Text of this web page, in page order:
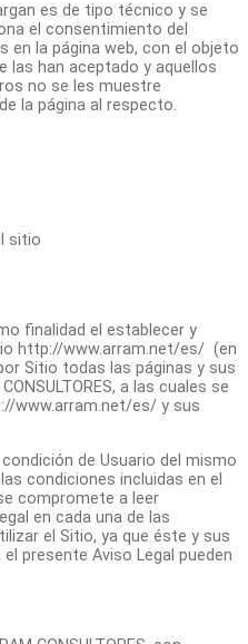
es de tipo técnico y se
el consentimiento del
en la página web, con el objeto
las han aceptado y aquellos
no se les muestre
la página al respecto.
sitio
finalidad el establecer y
http://www.arram.net/es/ (en
Sitio todas las páginas y sus
a las cuales se
www.arram.net/es/ y sus
de Usuario del mismo
condiciones incluidas en el
compromete a leer
en cada una de las
el Sitio, ya que éste y sus
presente Aviso Legal pueden